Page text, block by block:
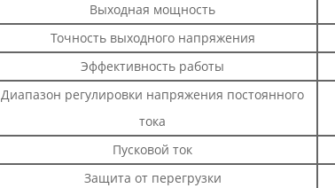
Выходная мощность
Точность выходного напряжения
Эффективность работы
Диапазон регулировки напряжения постоянного
тока
Пусковой ток
Защита от перегрузки